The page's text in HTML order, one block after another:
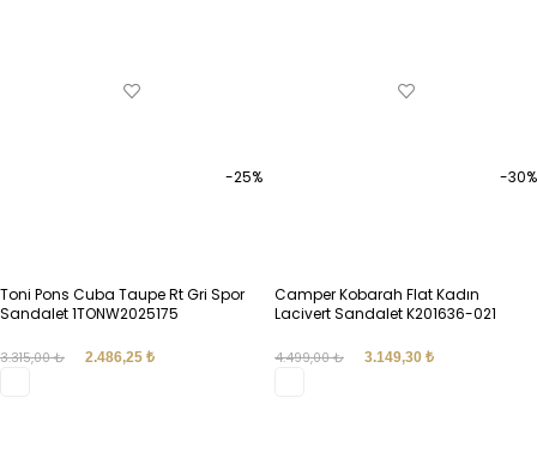
-25%
Toni Pons Cuba Taupe Rt Gri Spor
Sandalet 1TONW2025175
3.315,00₺ 2.486,25 ₺
-30%
Camper Kobarah Flat Kadın
Lacivert Sandalet K201636-021
4.499,00₺ 3.149,30 ₺